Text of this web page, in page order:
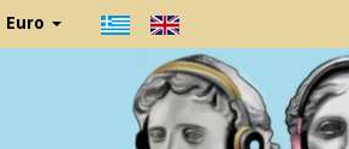
Euro